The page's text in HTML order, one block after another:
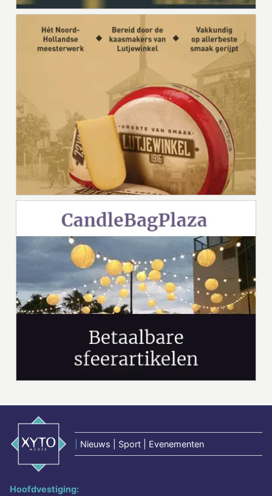
Nieuws | Sport | Evenementen
Hoofdvestiging: